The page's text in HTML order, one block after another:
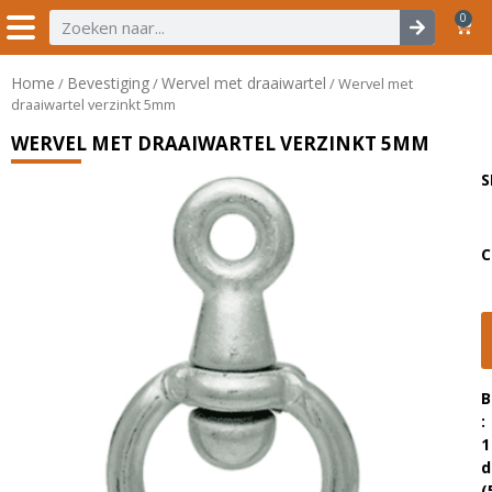
0
Home / Bevestiging/Wervel met draaiwartel / Wervel met
draaiwartel verzinkt 5mm
WERVEL MET DRAAIWARTEL VERZINKT 5MM
:
1